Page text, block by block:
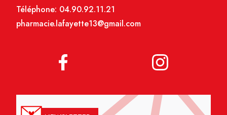
Téléphone: 04.90.92.11.21
pharmacie.lafayette13@gmail.com